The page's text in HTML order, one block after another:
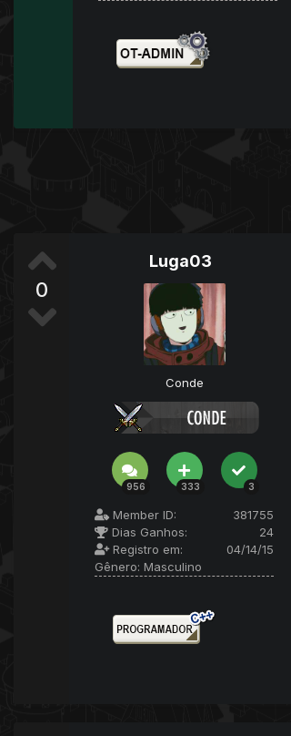
0
Luga03
Conde
956 333 3
Member ID:
381755
Dias Ganhos:
24
Registro em:
04/14/15
Gênero: Masculino